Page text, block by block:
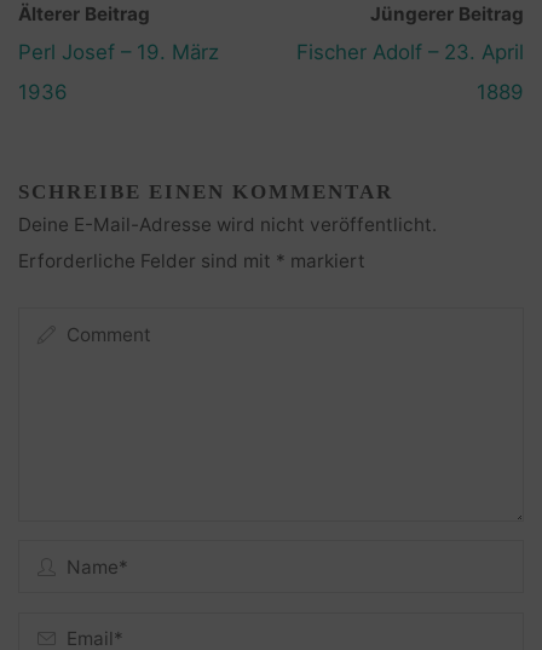
Älterer Beitrag
Perl Josef – 19. März
1936
Jüngerer Beitrag
Fischer Adolf – 23. April
1889
SCHREIBE EINEN KOMMENTAR
Deine E-Mail-Adresse wird nicht veröffentlicht.
Erforderliche Felder sind mit * markiert